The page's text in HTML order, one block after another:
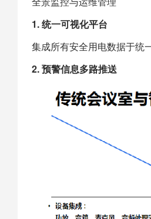
1. 统一可视化平台
集成所有安全用电数据于统
2. 预警信息多路推送